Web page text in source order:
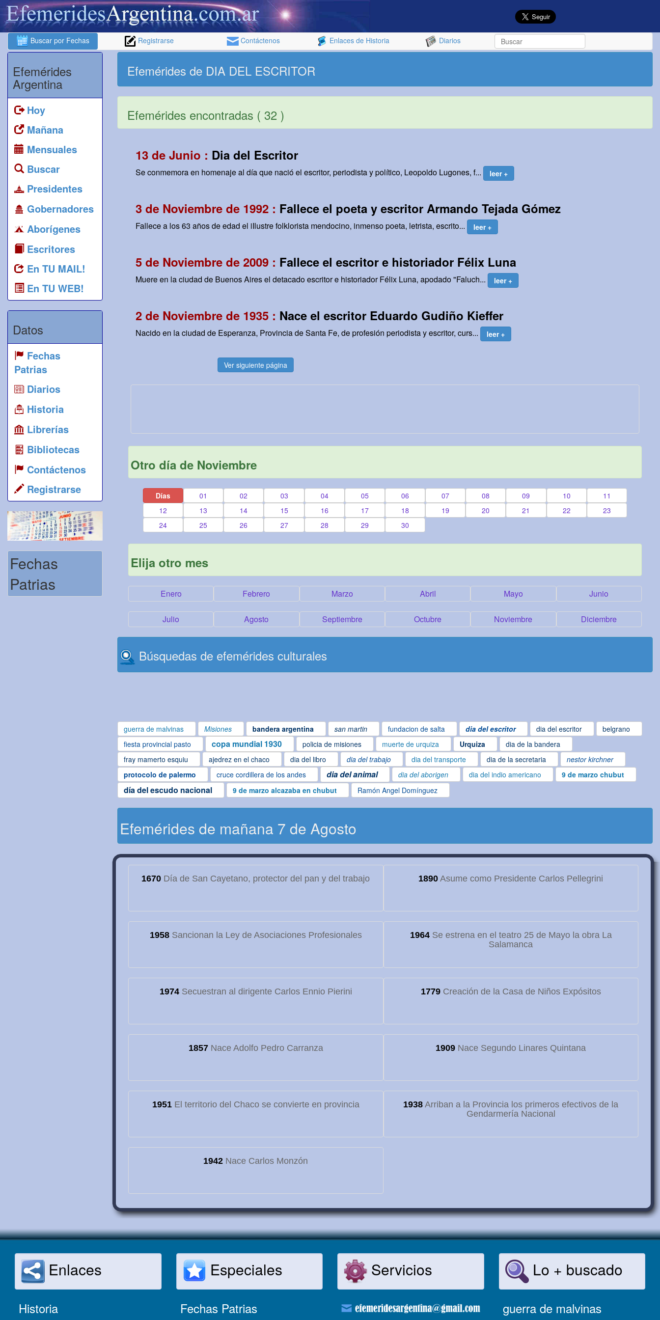
Buscar por Fechas Registrarse Contáctenos Enlaces de Historia Diarios
Efemérides
Argentina
Hoy
Mañana
Mensuales
Buscar
Presidentes
Gobernadores
Aborígenes
Escritores
En TU MAIL!
En TU WEB!
Datos
Fechas
Patrias
Diarios
Historia
Librerías
Bibliotecas
Contáctenos
Registrarse
Fechas
Patrias
Efemérides de DIA DEL ESCRITOR
Efemérides encontradas ( 32 )
13 de Junio : Dia del Escritor
Se conmemora en homenaje al día que nació el escritor, periodista y político, Leopoldo Lugones, f... leer +
3 de Noviembre de 1992 : Fallece el poeta y escritor Armando Tejada Gómez
Fallece a los 63 años de edad el iIlustre folklorista mendocino, inmenso poeta, letrista, escrito... leer +
5 de Noviembre de 2009 : Fallece el escritor e historiador Félix Luna
Muere en la ciudad de Buenos Aires el detacado escritor e historiador Félix Luna, apodado "Faluch... leer +
2 de Noviembre de 1935 : Nace el escritor Eduardo Gudiño Kieffer
Nacido en la ciudad de Esperanza, Provincia de Santa Fe, de profesión periodista y escritor, curs... leer +
Ver siguiente página
Otro día de Noviembre
Días 01 02 03 04 05 06 07 08 09 10
11
12
13 14 15 16 17 18 19 20 21 22
23
24
25 26 27 28 29 30
Elija otro mes
Enero Febrero Marzo Abril Mayo Junio
Julio Agosto Septiembre Octubre Noviembre Diciembre
Búsquedas de efemérides culturales
guerra de malvinas Misiones bandera argentina san martin fundacion de salta dia del escritor dia del escritor
belgrano
fiesta provincial pasto
copa mundial 1930 policia de misiones muerte de urquiza Urquiza
dia de la bandera
fray mamerto esquiu
ajedrez en el chaco dia del libro dia del trabajo dia del transporte dia de la secretaria
nestor kirchner
protocolo de palermo
cruce cordillera de los andes dia del animal dia del aborigen dia del indio americano 9 de marzo chubut
día del escudo nacional 9 de marzo alcazaba en chubut Ramón Angel Domínguez
Efemérides de mañana 7 de Agosto
1670 Día de San Cayetano, protector del pan y del trabajo 1890 Asume como Presidente Carlos Pellegrini
1958Sancionan la Ley de Asociaciones Profesionales 1964Se estrena en el teatro 25 de Mayo la obra La
Salamanca
1974Secuestran al dirigente Carlos Ennio Pierini 1779Creación de la Casa de Niños Expósitos
1857Nace Adolfo Pedro Carranza 1909 Nace Segundo Linares Quintana
1951El territorio del Chaco se convierte en provincia 1938 Arriban a la Provincia los primeros efectivos de la
Gendarmería Nacional
1942 Nace Carlos Monzón
Enlaces
Historia
Especiales
Fechas Patrias
Servicios Lo + buscado
guerra de malvinas